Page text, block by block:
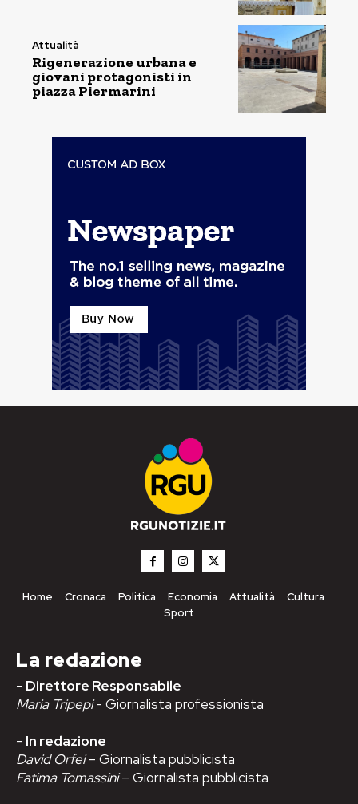
Attualità
Rigenerazione urbana e
giovani protagonisti in
piazza Piermarini
Home Cronaca Politica Economia Attualità
Cultura
Sport
La redazione
- Direttore Responsabile
Maria Tripepi- Giornalista professionista
- In redazione
David Orfei– Giornalista pubblicista
Fatima Tomassini– Giornalista pubblicista